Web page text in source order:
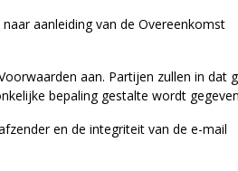
aanleiding van de Overeenkomst
aan. Partijen zullen in dat
bepaling gestalte wordt
en de integriteit van de e-mail